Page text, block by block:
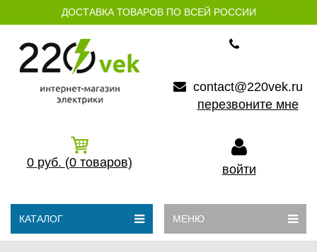
ДОСТАВКА ТОВАРОВ ПО ВСЕЙ РОССИИ
contact@220vek.ru
перезвоните мне
0 руб. (0 товаров) войти
КАТАЛОГ МЕНЮ